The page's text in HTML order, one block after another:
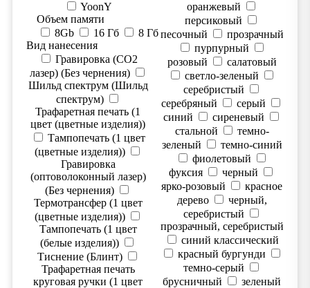
оранжевый
персиковый
песочный
прозрачный
пурпурный
розовый
салатовый
светло-зеленый
серебристый
серебряный
серый
синий
сиреневый
стальной
темно-
зеленый
темно-синий
фиолетовый
фуксия
черный
ярко-розовый
красное
дерево
черный,
серебристый
прозрачный, серебристый
синий классический
красный бургунди
темно-серый
брусничный
зеленый
YoonY
Объем памяти
8Gb
16 Гб
8 Гб
Вид нанесения
Гравировка (CO2
лазер) (Без чернения)
Шильд спектрум (Шильд
спектрум)
Трафаретная печать (1
цвет (цветные изделия))
Тампопечать (1 цвет
(цветные изделия))
Гравировка
(оптоволоконный лазер)
(Без чернения)
Термотрансфер (1 цвет
(цветные изделия))
Тампопечать (1 цвет
(белые изделия))
Тиснение (Блинт)
Трафаретная печать
круговая ручки (1 цвет